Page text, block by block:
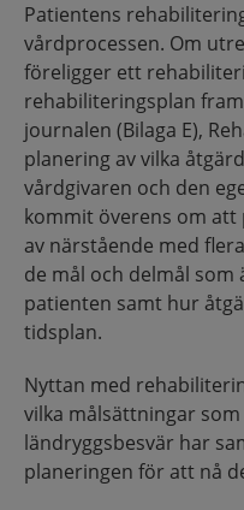
Patientens
vårdprocessen. Om
föreligger ett
rehabiliteringsplan
journalen (Bilaga E),
planering av vilka
vårdgivaren och den
kommit överens om att
av närstående med
de mål och delmål som
patienten samt hur
tidsplan.
Nyttan med
vilka målsättningar
ländryggsbesvär har
planeringen för att nå